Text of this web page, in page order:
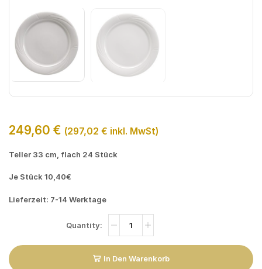
249,60 € (297,02 € inkl. MwSt)
Teller 33 cm, flach 24 Stück
Je Stück 10,40€
Lieferzeit: 7-14 Werktage
In Den Warenkorb